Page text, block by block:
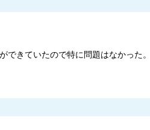
きていたので特に問題はなかった。